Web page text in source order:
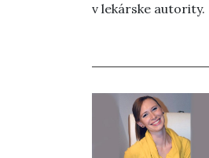
v lekárske autority.